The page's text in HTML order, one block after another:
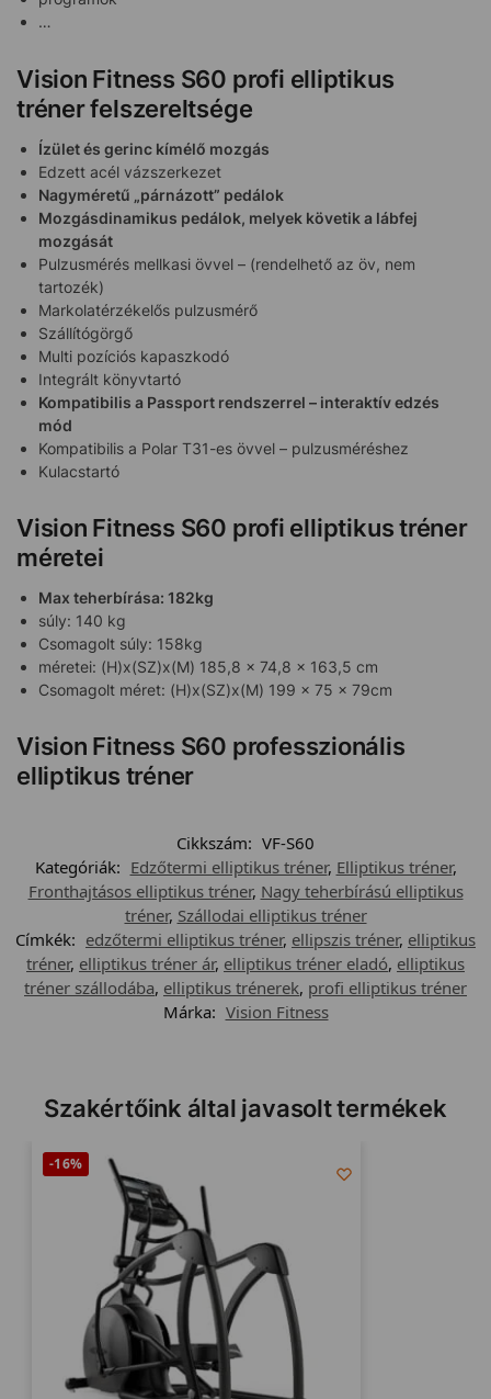
…
Vision Fitness S60 profi elliptikus
trénerfelszereltsége
Ízület és gerinc kímélő mozgás
Edzett acél vázszerkezet
Nagyméretű „párnázott” pedálok
Mozgásdinamikus pedálok, melyek követik a lábfej
mozgását
Pulzusmérés mellkasi övvel – (rendelhető az öv, nem
tartozék)
Markolatérzékelős pulzusmérő
Szállítógörgő
Multi pozíciós kapaszkodó
Integrált könyvtartó
Kompatibilis a Passport rendszerrel – interaktív edzés
mód
Kompatibilis a Polar T31-es övvel – pulzusméréshez
Kulacstartó
Vision Fitness S60 profi elliptikus tréner
méretei
Max teherbírása: 182kg
súly: 140 kg
Csomagolt súly: 158kg
méretei: (H)x(SZ)x(M) 185,8 x 74,8 x 163,5 cm
Csomagolt méret: (H)x(SZ)x(M) 199 x 75 x 79cm
Vision Fitness S60 professzionális
elliptikus tréner
Cikkszám: VF-S60
Kategóriák: Edzőtermi elliptikus tréner, Elliptikus tréner,
Fronthajtásos elliptikus tréner, Nagy teherbírású elliptikus
tréner, Szállodai elliptikus tréner
Címkék: edzőtermi elliptikus tréner, ellipszis tréner, elliptikus
tréner, elliptikus tréner ár, elliptikus tréner eladó, elliptikus
tréner szállodába, elliptikus trénerek, profi elliptikus tréner
Márka: Vision Fitness
Szakértőink által javasolt termékek
-16%